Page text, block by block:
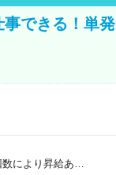
できる！単発
により昇給あ…